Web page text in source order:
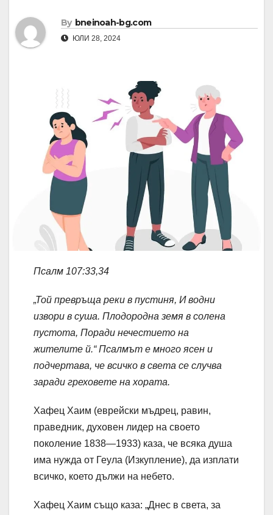
By bneinoah-bg.com
ЮЛИ 28, 2024
Псалм 107:33,34
„Той превръща реки в пустиня, И водни
извори в суша. Плодородна земя в солена
пустота, Поради нечестието на
жителите й.“ Псалмът е много ясен и
подчертава, че всичко в света се случва
заради греховете на хората.
Хафец Хаим (еврейски мъдрец, равин,
праведник, духовен лидер на своето
поколение 1838—1933) каза, че всяка душа
има нужда от Геула (Изкупление), да изплати
всичко, което дължи на небето.
Хафец Хаим също каза: „Днес в света, за